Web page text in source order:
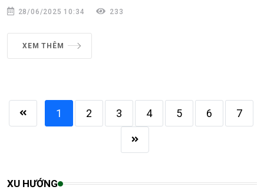
28/06/2025 10:34 233
XEM THÊM
1 2 3 4 5 6 7
XU HƯỚNG